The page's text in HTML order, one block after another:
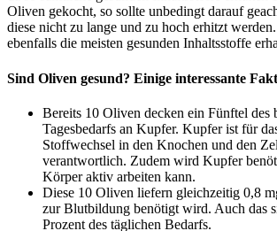
Oliven gekocht, so sollte unbedingt darauf
diese nicht zu lange und zu hoch erhitzt
ebenfalls die meisten gesunden Inhaltsstoffe
Sind Oliven gesund? Einige interessante
Bereits 10 Oliven decken ein Fünftel des
Tagesbedarfs an Kupfer. Kupfer ist für
Stoffwechsel in den Knochen und den
verantwortlich. Zudem wird Kupfer
Körper aktiv arbeiten kann.
Diese 10 Oliven liefern gleichzeitig 0,8
zur Blutbildung benötigt wird. Auch das
Prozent des täglichen Bedarfs.